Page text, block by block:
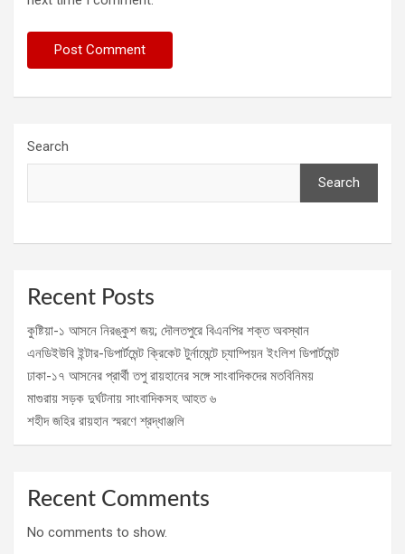
Search
Search
Recent Posts
কুষ্টিয়া-১ আসনে নিরঙ্কুশ জয়; দৌলতপুরে বিএনপির শক্ত অবস্থান
এনডিইউবি ইন্টার-ডিপার্টমেন্ট ক্রিকেট টুর্নামেন্টে চ্যাম্পিয়ন ইংলিশ ডিপার্টমেন্ট
ঢাকা-১৭ আসনের প্রার্থী তপু রায়হানের সঙ্গে সাংবাদিকদের মতবিনিময়
মাগুরায় সড়ক দুর্ঘটনায় সাংবাদিকসহ আহত ৬
শহীদ জহির রায়হান স্মরণে শ্রদ্ধাঞ্জলি
Recent Comments
No comments to show.